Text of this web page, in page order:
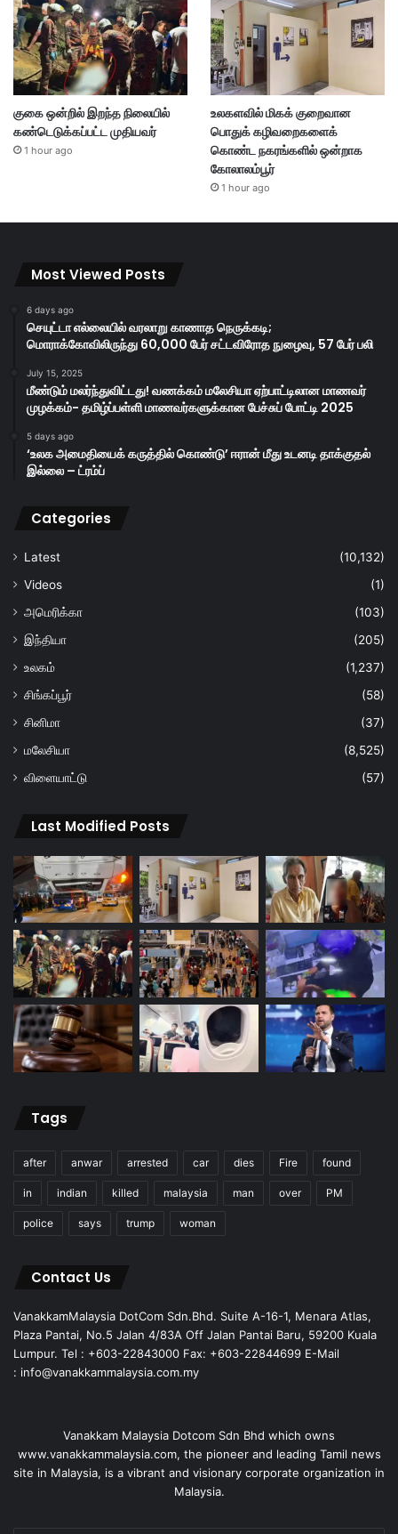
குகை ஒன்றில் இறந்த நிலையில்
கண்டெடுக்கப்பட்ட முதியவர்
1 hour ago
உலகளவில் மிகக் குறைவான
பொதுக் கழிவறைகளைக்
கொண்ட நகரங்களில் ஒன்றாக
கோலாலம்பூர்
1 hour ago
Most Viewed Posts
6 days ago
செயுட்டா எல்லையில் வரலாறு காணாத நெருக்கடி;
மொராக்கோவிலிருந்து 60,000 பேர் சட்டவிரோத நுழைவு, 57 பேர் பலி
July 15, 2025
மீண்டும் மலர்ந்துவிட்டது! வணக்கம் மலேசியா ஏற்பாட்டிலான மாணவர்
முழக்கம்- தமிழ்ப்பள்ளி மாணவர்களுக்கான பேச்சுப் போட்டி 2025
5 days ago
‘உலக அமைதியைக் கருத்தில் கொண்டு’ ஈரான் மீது உடனடி தாக்குதல்
இல்லை – ட்ரம்ப்
Categories
Latest
(10,132)
Videos
(1)
அமெரிக்கா
(103)
இந்தியா
(205)
உலகம்
(1,237)
சிங்கப்பூர்
(58)
சினிமா
(37)
மலேசியா
(8,525)
விளையாட்டு
(57)
Last Modified Posts
Tags
after anwar arrested car dies Fire found
in indian killed malaysia man over PM
police says trump woman
Contact Us
VanakkamMalaysia DotCom Sdn.Bhd. Suite A-16-1, Menara Atlas,
Plaza Pantai, No.5 Jalan 4/83A Off Jalan Pantai Baru, 59200 Kuala
Lumpur. Tel : +603-22843000 Fax: +603-22844699 E-Mail
: info@vanakkammalaysia.com.my
Vanakkam Malaysia Dotcom Sdn Bhd which owns
www.vanakkammalaysia.com, the pioneer and leading Tamil news
site in Malaysia, is a vibrant and visionary corporate organization in
Malaysia.